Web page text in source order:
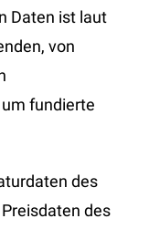
Daten ist laut
von
fundierte
des
des